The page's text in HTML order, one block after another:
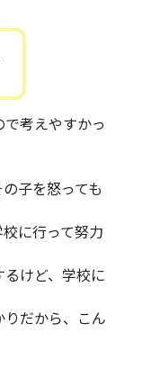
考えやすかっ
子を怒っても
校に行って努力
るけど、学校に
りだから、こん